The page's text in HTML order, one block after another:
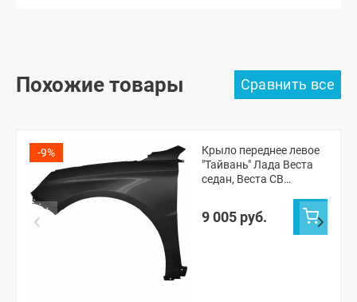
Похожие товары
-9%
Крыло переднее левое
"Тайвань" Лада Веста
седан, Веста СВ
(неокрашенное)
9 005 руб.